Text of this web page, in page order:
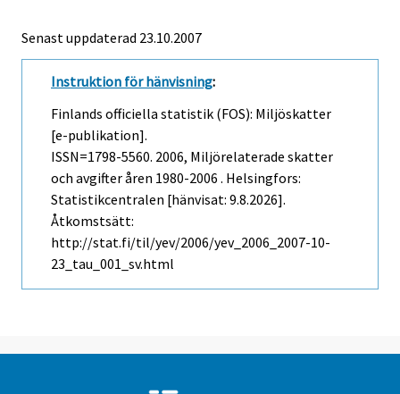
Senast uppdaterad 23.10.2007
Instruktion för hänvisning:
Finlands officiella statistik (FOS): Miljöskatter
[e-publikation].
ISSN=1798-5560. 2006, Miljörelaterade skatter
och avgifter åren 1980-2006 . Helsingfors:
Statistikcentralen [hänvisat: 9.8.2026].
Åtkomstsätt:
http://stat.fi/til/yev/2006/yev_2006_2007-10-
23_tau_001_sv.html